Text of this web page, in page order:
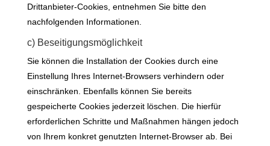
Drittanbieter-Cookies, entnehmen Sie bitte den
nachfolgenden Informationen.
c) Beseitigungsmöglichkeit
Sie können die Installation der Cookies durch eine
Einstellung Ihres Internet-Browsers verhindern oder
einschränken. Ebenfalls können Sie bereits
gespeicherte Cookies jederzeit löschen. Die hierfür
erforderlichen Schritte und Maßnahmen hängen jedoch
von Ihrem konkret genutzten Internet-Browser ab. Bei